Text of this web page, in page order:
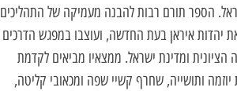
הספר תורם רבות להבנה מעמיקה של התהליכים
יהדות איראן בעת החדשה, ועוצבו במפגש הדרכים
הציונית ומדינת ישראל. ממצאיו מביאים לקדמת
ותושייה, שחרף קשיי שפה ומכאובי קליטה,